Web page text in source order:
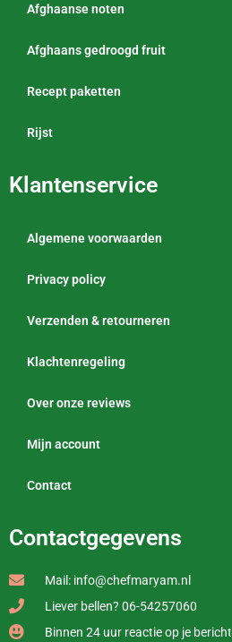
Afghaanse noten
Afghaans gedroogd fruit
Recept paketten
Rijst
Klantenservice
Algemene voorwaarden
Privacy policy
Verzenden & retourneren
Klachtenregeling
Over onze reviews
Mijn account
Contact
Contactgegevens
Mail: info@chefmaryam.nl
Liever bellen? 06-54257060
Binnen 24 uur reactie op je bericht